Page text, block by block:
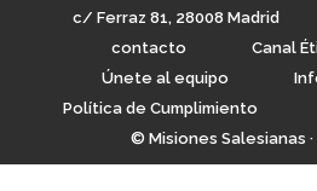
c/ Ferraz 81, 28008 Madrid
contacto
Canal
Únete al equipo
Política de Cumplimiento
© Misiones Salesianas ·